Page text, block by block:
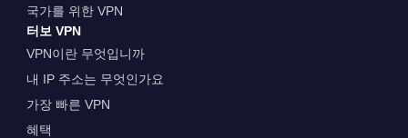
국가를 위한 VPN
터보 VPN
VPN이란 무엇입니까
내 IP 주소는 무엇인가요
가장 빠른 VPN
혜택